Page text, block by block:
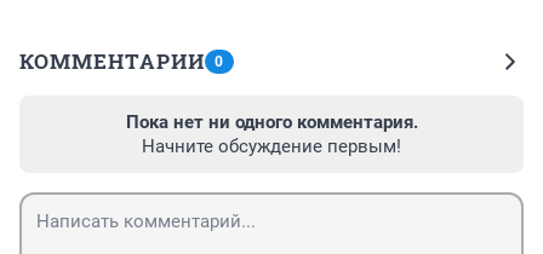
КОММЕНТАРИИ 0
Пока нет ни одного комментария.
Начните обсуждение первым!